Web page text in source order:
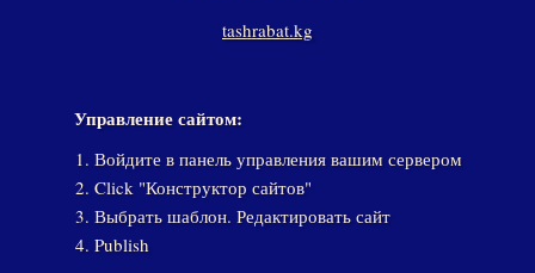
tashrabat.kg
Управление сайтом:
Войдите в панель управления вашим сервером
Click "Конструктор сайтов"
Выбрать шаблон. Редактировать сайт
Publish